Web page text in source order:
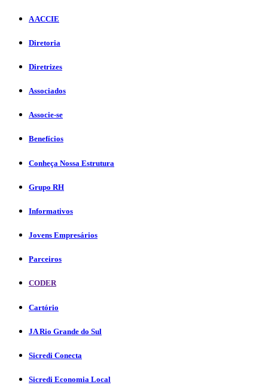
A ACCIE
Diretoria
Diretrizes
Associados
Associe-se
Benefícios
Conheça Nossa Estrutura
Grupo RH
Informativos
Jovens Empresários
Parceiros
CODER
Cartório
JA Rio Grande do Sul
Sicredi Conecta
Sicredi Economia Local